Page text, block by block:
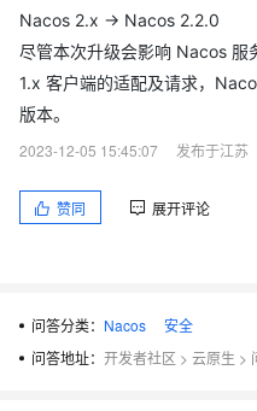
Nacos 2.x -> Nacos 2.2.0
尽管本次升级会影响 Nacos 服
1.x 客户端的适配及请求，
版本。
2023-12-05 15:45:07
发布于江苏
赞同 展开评论
问答分类： Nacos
安全
问答地址： 开发者社区 > 云原生 >